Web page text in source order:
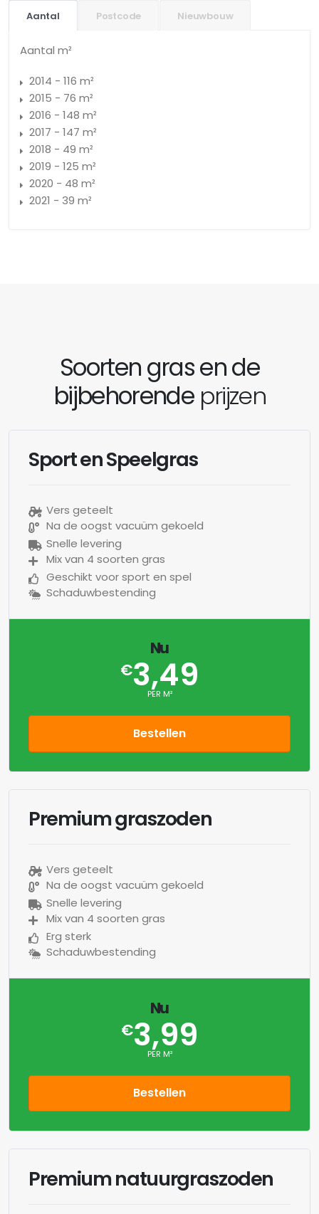
Aantal Postcode Nieuwbouw
Aantal m²
2014 - 116 m²
2015 - 76 m²
2016 - 148 m²
2017 - 147 m²
2018 - 49 m²
2019 - 125 m²
2020 - 48 m²
2021 - 39 m²
Soorten gras en de
bijbehorendeprijzen
Sport en Speelgras
Vers geteelt
Na de oogst vacuüm gekoeld
Snelle levering
Mix van 4 soorten gras
Geschikt voor sport en spel
Schaduwbestending
Nu
€3,49
PER M²
Bestellen
Premium graszoden
Vers geteelt
Na de oogst vacuüm gekoeld
Snelle levering
Mix van 4 soorten gras
Erg sterk
Schaduwbestending
Nu
€3,99
PER M²
Bestellen
Premium natuurgraszoden